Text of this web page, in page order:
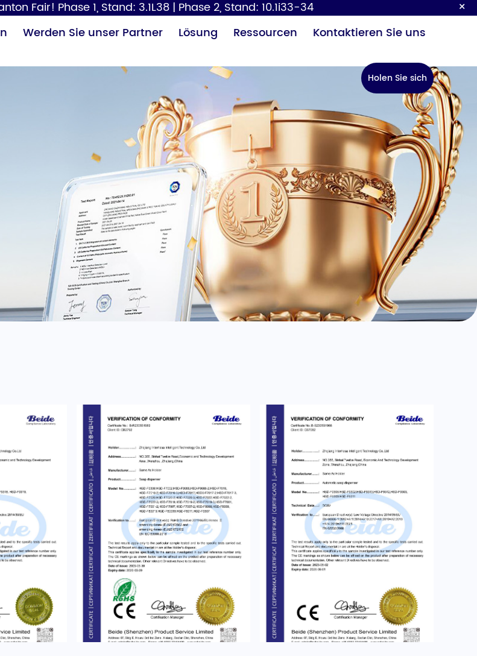
Fair! Phase 1, Stand: 3.1L38 | Phase 2, Stand: 10.1i33-34 ×
Haartrockner
Baby-
Wickeltisch
Sensor
Wasserhahn
Katalog
Werden Sie unser Partner Lösung Ressourcen Kontaktieren Sie uns
Holen Sie sich
ein Angebot